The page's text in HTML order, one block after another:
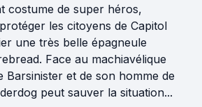
costume de super héros,
les citoyens de Capitol
une très belle épagneule
Face au machiavélique
Barsinister et de son homme de
peut sauver la situation...